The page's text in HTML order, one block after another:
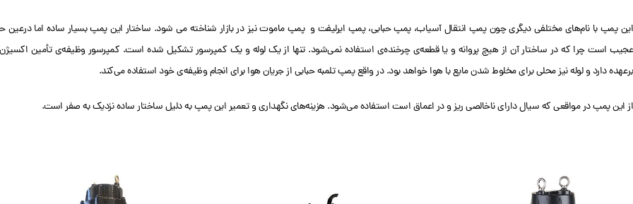
این پمپ با نام‌های مختلفی دیگری چون پمپ انتقال آسیاب، پمپ حبابی، پمپ ایرلیفت و پمپ ماموت نیز در بازار شناخته می شود. ساختار این پمپ بسیار ساده اما درعین
عجیب است چرا که در ساختار آن از هیچ پروانه و یا قطعه‌ی چرخنده‌ی استفاده نمی‌شود. تنها از یک لوله و یک کمپرسور تشکیل شده است. کمپرسور وظیفه‌ی تأمین اکسیژن
برعهده دارد و لوله نیز محلی برای مخلوط شدن مایع با هوا خواهد بود. در واقع پمپ تلمبه حبابی از جریان هوا برای انجام وظیفه‌ی خود استفاده می‌کند.
از این پمپ در مواقعی که سیال دارای ناخالصی ریز و در اعماق است استفاده می‌شود. هزینه‌های نگهداری و تعمیر این پمپ به دلیل ساختار ساده نزدیک به صفر است.